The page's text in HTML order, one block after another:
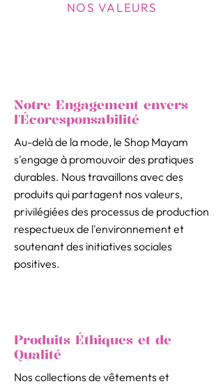
NOS VALEURS
Notre Engagement envers
l'Écoresponsabilité
Au-delà de la mode, le Shop Mayam
s'engage à promouvoir des pratiques
durables. Nous travaillons avec des
produits qui partagent nos valeurs,
privilégiées des processus de production
respectueux de l'environnement et
soutenant des initiatives sociales
positives.
Produits Éthiques et de
Qualité
Nos collections de vêtements et